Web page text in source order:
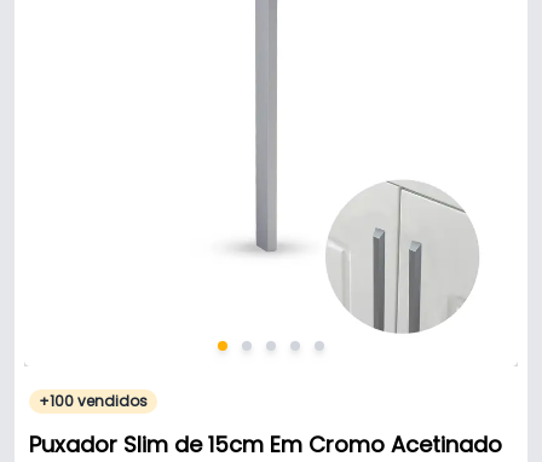
+100 vendidos
Puxador Slim de 15cm Em Cromo Acetinado